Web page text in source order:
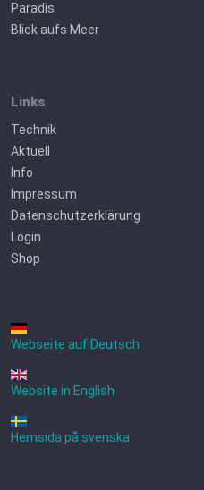
Paradis
Blick aufs Meer
Links
Technik
Aktuell
Info
Impressum
Datenschutzerklärung
Login
Shop
Webseite auf Deutsch
Website in English
Hemsida på svenska